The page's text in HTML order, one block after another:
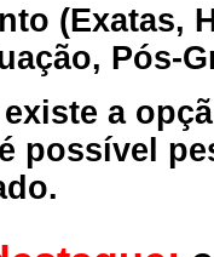
(Exatas,
Pós-
a
possível